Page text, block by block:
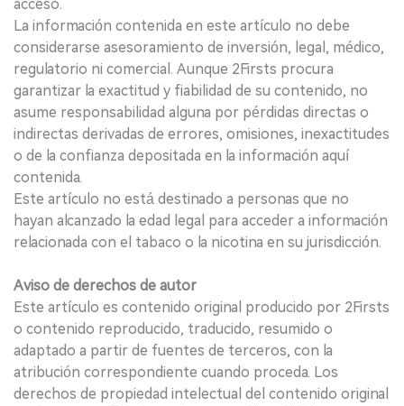
acceso.
La información contenida en este artículo no debe
considerarse asesoramiento de inversión, legal, médico,
regulatorio ni comercial. Aunque 2Firsts procura
garantizar la exactitud y fiabilidad de su contenido, no
asume responsabilidad alguna por pérdidas directas o
indirectas derivadas de errores, omisiones, inexactitudes
o de la confianza depositada en la información aquí
contenida.
Este artículo no está destinado a personas que no
hayan alcanzado la edad legal para acceder a información
relacionada con el tabaco o la nicotina en su jurisdicción.
Aviso de derechos de autor
Este artículo es contenido original producido por 2Firsts
o contenido reproducido, traducido, resumido o
adaptado a partir de fuentes de terceros, con la
atribución correspondiente cuando proceda. Los
derechos de propiedad intelectual del contenido original